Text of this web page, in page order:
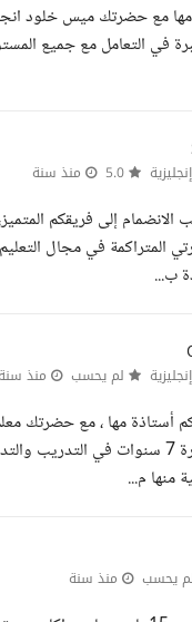
مها مع حضرتك ميس خلود
في التعامل مع جميع
منذ سنة
الانضمام إلى فريقكم
المتراكمة في مجال
ب...
لم يحسب منذ سنة
أستاذة مها ، مع حضرتك
أكثر من 20 سنة ، خبرة 7 سنوات في
منها م...
يحسب منذ سنة